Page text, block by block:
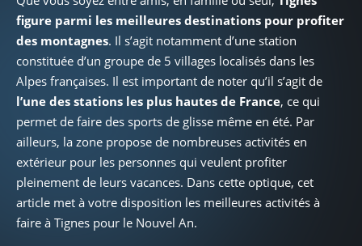
figure parmi les meilleures destinations pour profiter
des montagnes. Il s’agit notamment d’une station
constituée d’un groupe de 5 villages localisés dans les
Alpes françaises. Il est important de noter qu’il s’agit de
l’une des stations les plus hautes de France, ce qui
permet de faire des sports de glisse même en été. Par
ailleurs, la zone propose de nombreuses activités en
extérieur pour les personnes qui veulent profiter
pleinement de leurs vacances. Dans cette optique, cet
article met à votre disposition les meilleures activités à
faire à Tignes pour le Nouvel An.